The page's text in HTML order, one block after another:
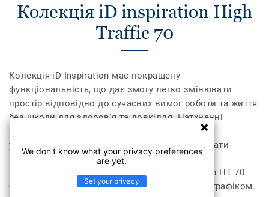
Колекція iD inspiration High
Traffic 70
Колекція iD Inspiration має покращену
функціональність, що дає змогу легко змінювати
простір відповідно до сучасних вимог роботи та життя
без шкоди для здоров'я та довкілля. Натхненні
ультрареалістичним друком, дають змогу обрати
найкращі природні дизайни для створення
гармонійного інтер'єру. Колекція iD Inspiration HT 70
було розроблено для приміщень із високим трафіком.
We don't know what your privacy preferences
are yet.
Set your privacy